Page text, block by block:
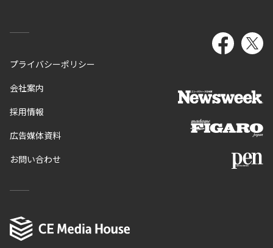
プライバシーポリシー
会社案内
採用情報
広告媒体資料
お問い合わせ